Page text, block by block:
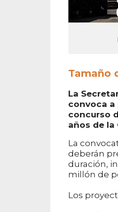
Tamaño
La
convoca
concurso
años de la
La
deberán
duración,
millón de
Los